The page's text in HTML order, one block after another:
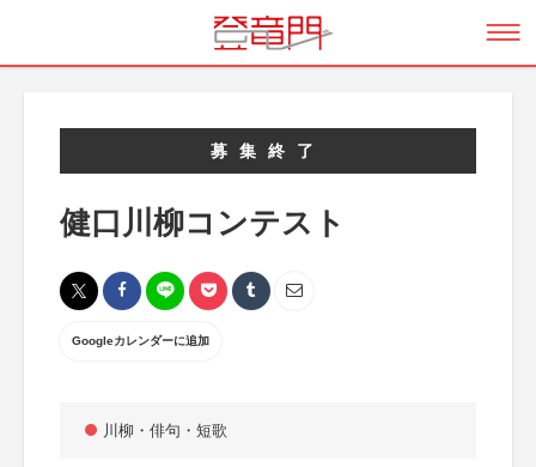
募集終了
健口川柳コンテスト
Googleカレンダーに追加
川柳・俳句・短歌